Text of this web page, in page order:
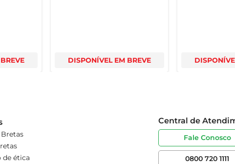
DISPONÍVEL EM BREVE
de ética
Central de
Fale Conosco
0800 720 1111